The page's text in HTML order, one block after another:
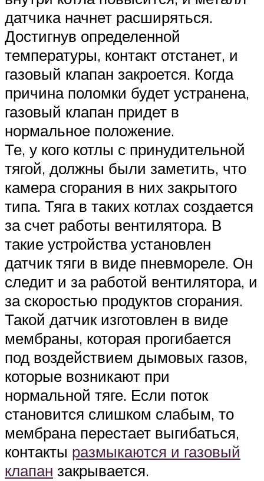
датчика начнет расширяться.
Достигнув определенной
температуры, контакт отстанет, и
газовый клапан закроется. Когда
причина поломки будет устранена,
газовый клапан придет в
нормальное положение.
Те, у кого котлы с принудительной
тягой, должны были заметить, что
камера сгорания в них закрытого
типа. Тяга в таких котлах создается
за счет работы вентилятора. В
такие устройства установлен
датчик тяги в виде пневмореле. Он
следит и за работой вентилятора, и
за скоростью продуктов сгорания.
Такой датчик изготовлен в виде
мембраны, которая прогибается
под воздействием дымовых газов,
которые возникают при
нормальной тяге. Если поток
становится слишком слабым, то
мембрана перестает выгибаться,
контакты размыкаются и газовый
клапан закрывается.